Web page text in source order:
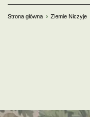
Strona główna Ziemie Niczyje